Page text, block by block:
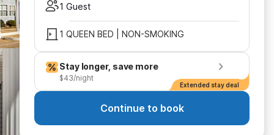
1 Guest
1 QUEEN BED | NON-SMOKING
Stay longer, save more
$43/night
Extended stay deal
Continue to book